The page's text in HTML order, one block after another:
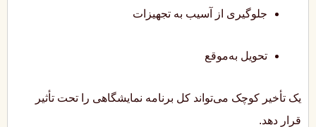
جلوگیری از آسیب به تجهیزات
تحویل به‌موقع
یک تأخیر کوچک می‌تواند کل برنامه نمایشگاهی را تحت تأثیر
قرار دهد.